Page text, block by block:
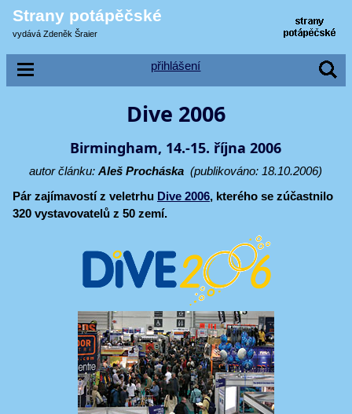
Strany potápěčské
vydává Zdeněk Šraier
přihlášení
Dive 2006
Birmingham, 14.-15. října 2006
autor článku:Aleš Procháska (publikováno: 18.10.2006)
Pár zajímavostí z veletrhu Dive 2006, kterého se zúčastnilo
320 vystavovatelů z 50 zemí.